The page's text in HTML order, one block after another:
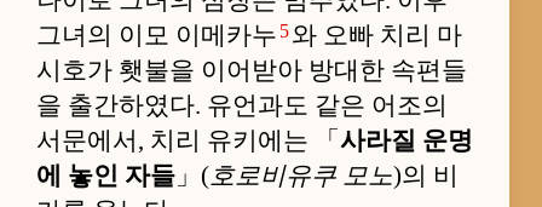
그녀의 이모 이메카누 5와 오빠 치리 마
시호가 횃불을 이어받아 방대한 속편들
을 출간하였다. 유언과도 같은 어조의
서문에서, 치리 유키에는 「 사라질 운명
에 놓인 자들 」(호로비유쿠 모노)의 비